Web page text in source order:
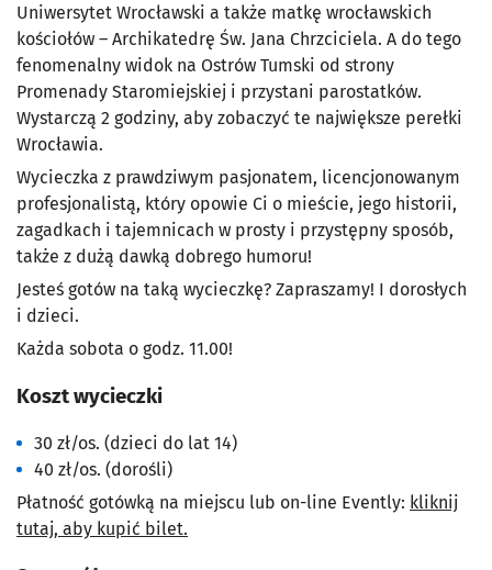
Uniwersytet Wrocławski a także matkę wrocławskich
kościołów – Archikatedrę Św. Jana Chrzciciela. A do tego
fenomenalny widok na Ostrów Tumski od strony
Promenady Staromiejskiej i przystani parostatków.
Wystarczą 2 godziny, aby zobaczyć te największe perełki
Wrocławia.
Wycieczka z prawdziwym pasjonatem, licencjonowanym
profesjonalistą, który opowie Ci o mieście, jego historii,
zagadkach i tajemnicach w prosty i przystępny sposób,
także z dużą dawką dobrego humoru!
Jesteś gotów na taką wycieczkę? Zapraszamy! I dorosłych
i dzieci.
Każda sobota o godz. 11.00!
Koszt wycieczki
30 zł/os. (dzieci do lat 14)
40 zł/os. (dorośli)
Płatność gotówką na miejscu lub on-line Evently: kliknij
tutaj, aby kupić bilet.